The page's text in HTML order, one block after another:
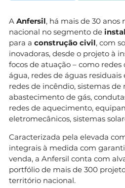
A Anfersil, há mais de 30 anos
nacional no segmento de
para a construção civil, com
inovadoras, desde o projeto à
focos de atuação – como
água, redes de águas residuais
redes de incêndio, sistemas de
abastecimento de gás,
redes de aquecimento,
eletromecânicos, sistemas
Caracterizada pela elevada
integrais à medida com
venda, a Anfersil conta com
portfólio de mais de 300
território nacional.